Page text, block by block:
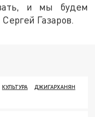
и мы будем
Газаров.
КУЛЬТУРА
ДЖИГАРХАНЯН